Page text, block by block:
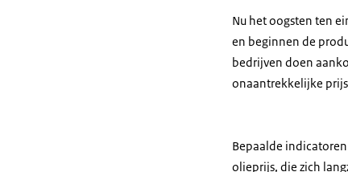
Nu het oogsten ten
en beginnen de
bedrijven doen
onaantrekkelijke
Bepaalde
olieprijs, die zich